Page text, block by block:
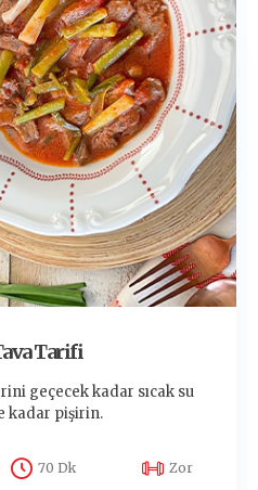
Tarifi
geçecek kadar sıcak su
kadar pişirin.
70 Dk Zor